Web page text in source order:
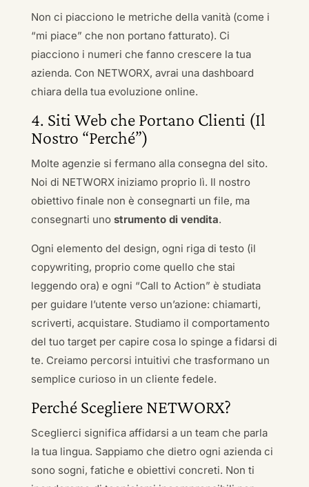
Non ci piacciono le metriche della vanità (come i
“mi piace” che non portano fatturato). Ci
piacciono i numeri che fanno crescere la tua
azienda. Con NETWORX, avrai una dashboard
chiara della tua evoluzione online.
4. Siti Web che Portano Clienti (Il
Nostro “Perché”)
Molte agenzie si fermano alla consegna del sito.
Noi di NETWORX iniziamo proprio lì. Il nostro
obiettivo finale non è consegnarti un file, ma
consegnarti uno strumento di vendita.
Ogni elemento del design, ogni riga di testo (il
copywriting, proprio come quello che stai
leggendo ora) e ogni “Call to Action” è studiata
per guidare l’utente verso un’azione: chiamarti,
scriverti, acquistare. Studiamo il comportamento
del tuo target per capire cosa lo spinge a fidarsi di
te. Creiamo percorsi intuitivi che trasformano un
semplice curioso in un cliente fedele.
Perché Scegliere NETWORX?
Sceglierci significa affidarsi a un team che parla
la tua lingua. Sappiamo che dietro ogni azienda ci
sono sogni, fatiche e obiettivi concreti. Non ti